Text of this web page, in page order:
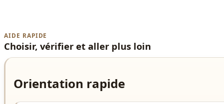
AIDE RAPIDE
Choisir, vérifier et aller plus loin
Orientation rapide